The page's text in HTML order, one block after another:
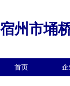
宿州市埇
首页 企